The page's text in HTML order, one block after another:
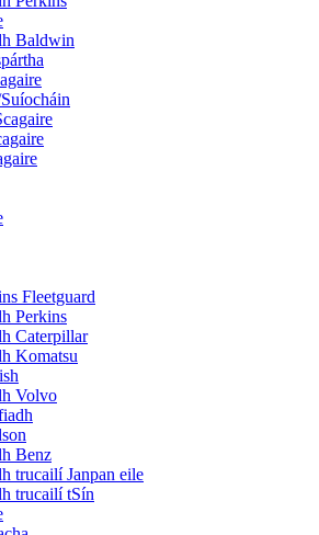
Baldwin
Fleetguard
Perkins
Caterpillar
Komatsu
Volvo
Benz
trucailí Janpan eile
trucailí tSín